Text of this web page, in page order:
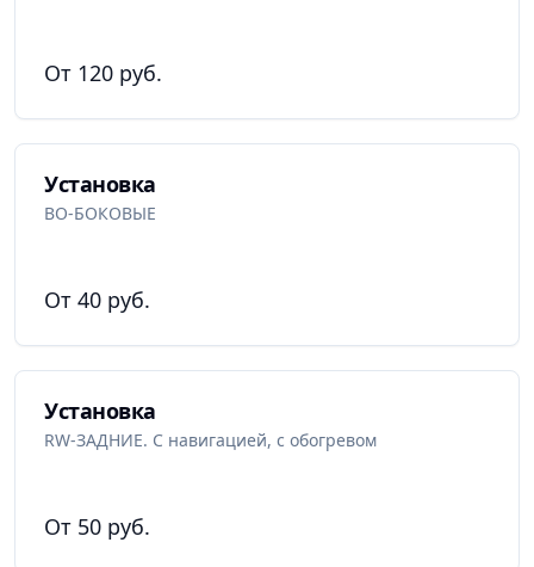
От 120 руб.
Установка
BO-БОКОВЫЕ
От 40 руб.
Установка
RW-ЗАДНИЕ. С навигацией, с обогревом
От 50 руб.